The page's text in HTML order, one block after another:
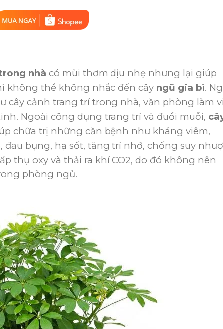
nhà có mùi thơm dịu nhẹ nhưng lại giúp
không thể không nhắc đến cây ngũ gia bì.
cây cảnh trang trí trong nhà, văn phòng làm
Ngoài công dụng trang trí và đuổi muỗi,
chữa trị những căn bệnh như kháng viêm,
đau bụng, hạ sốt, tăng trí nhớ, chống suy
thụ oxy và thải ra khí CO2, do đó không nên
phòng ngủ.